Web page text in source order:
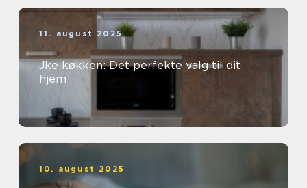
11. august 2025
Jke køkken: Det perfekte valg til dit
hjem
10. august 2025